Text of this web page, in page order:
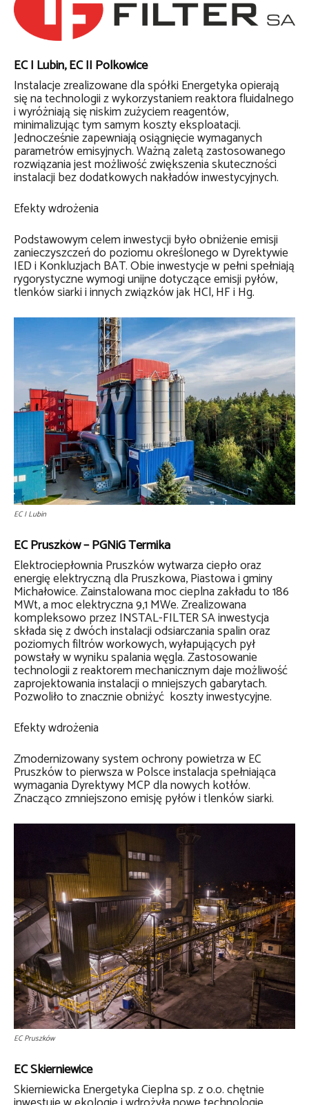
EC I Lubin, EC II Polkowice
Instalacje zrealizowane dla spółki Energetyka opierają
się na technologii z wykorzystaniem reaktora fluidalnego
i wyróżniają się niskim zużyciem reagentów,
minimalizując tym samym koszty eksploatacji.
Jednocześnie zapewniają osiągnięcie wymaganych
parametrów emisyjnych. Ważną zaletą zastosowanego
rozwiązania jest możliwość zwiększenia skuteczności
instalacji bez dodatkowych nakładów inwestycyjnych.
Efekty wdrożenia
Podstawowym celem inwestycji było obniżenie emisji
zanieczyszczeń do poziomu określonego w Dyrektywie
IED i Konkluzjach BAT. Obie inwestycje w pełni spełniają
rygorystyczne wymogi unijne dotyczące emisji pyłów,
tlenków siarki i innych związków jak HCl, HF i Hg.
EC I Lubin
EC Pruszków – PGNiG Termika
Elektrociepłownia Pruszków wytwarza ciepło oraz
energię elektryczną dla Pruszkowa, Piastowa i gminy
Michałowice. Zainstalowana moc cieplna zakładu to 186
MWt, a moc elektryczna 9,1 MWe. Zrealizowana
kompleksowo przez INSTAL-FILTER SA inwestycja
składa się z dwóch instalacji odsiarczania spalin oraz
poziomych filtrów workowych, wyłapujących pył
powstały w wyniku spalania węgla. Zastosowanie
technologii z reaktorem mechanicznym daje możliwość
zaprojektowania instalacji o mniejszych gabarytach.
Pozwoliło to znacznie obniżyć koszty inwestycyjne.
Efekty wdrożenia
Zmodernizowany system ochrony powietrza w EC
Pruszków to pierwsza w Polsce instalacja spełniająca
wymagania Dyrektywy MCP dla nowych kotłów.
Znacząco zmniejszono emisję pyłów i tlenków siarki.
EC Pruszków
EC Skierniewice
Skierniewicka Energetyka Cieplna sp. z o.o. chętnie